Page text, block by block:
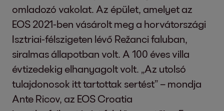
omladozó vakolat. Az épület, amelyet az
EOS 2021-ben vásárolt meg a horvátországi
Isztriai-félszigeten lévő Režanci faluban,
siralmas állapotban volt. A 100 éves villa
évtizedekig elhanyagolt volt. „Az utolsó
tulajdonosok itt tartottak sertést” – mondja
Ante Ricov, az EOS Croatia